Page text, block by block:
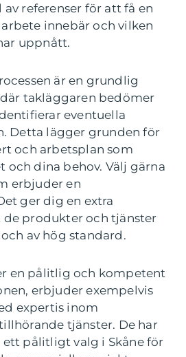
referenser för att få en
innebär och vilken
uppnått.
är en grundlig
takläggaren bedömer
eventuella
Detta lägger grunden för
och arbetsplan som
och dina behov. Välj gärna
erbjuder en
ger dig en extra
produkter och tjänster
av hög standard.
en pålitlig och kompetent
erbjuder exempelvis
expertis inom
tjänster. De har
pålitligt valg i Skåne för